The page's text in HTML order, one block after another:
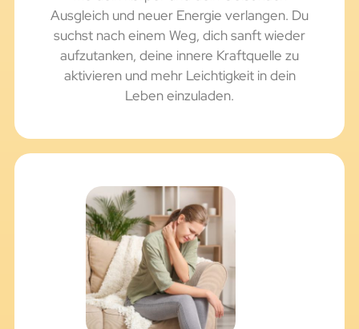
Ausgleich und neuer Energie verlangen. Du
suchst nach einem Weg, dich sanft wieder
aufzutanken, deine innere Kraftquelle zu
aktivieren und mehr Leichtigkeit in dein
Leben einzuladen.